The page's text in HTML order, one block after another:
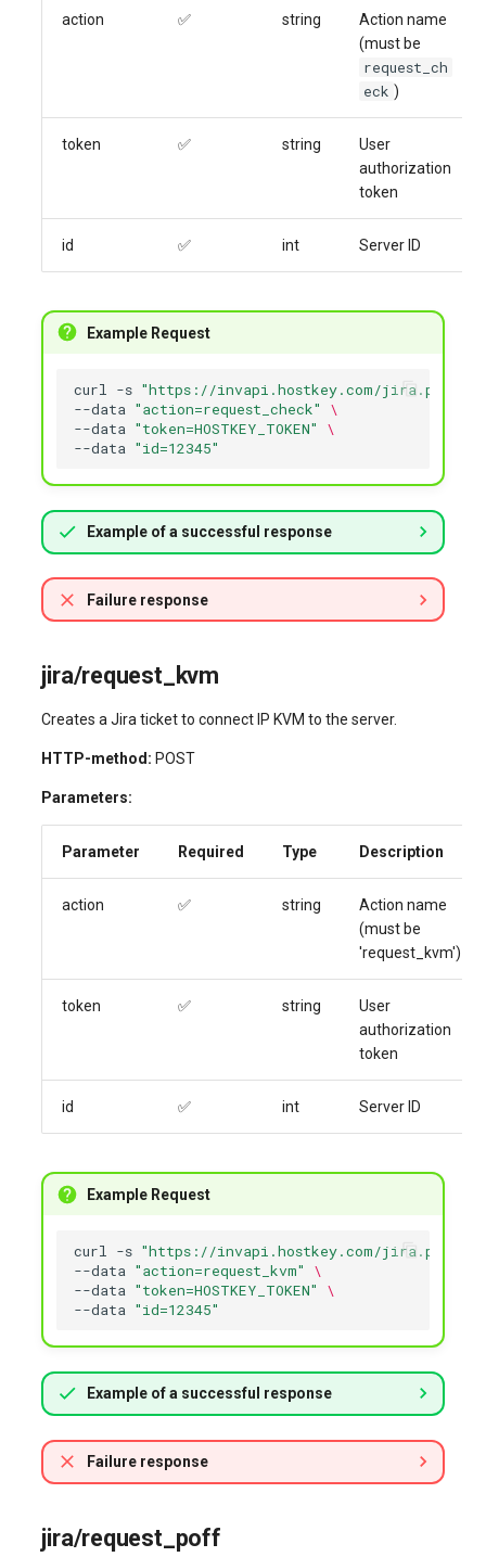
action ✅ string
Action name
(must be
request_ch
eck )
token ✅ string
User
authorization
token
id ✅ int Server ID
Example Request
curl -s "https://invapi.hostkey.com/jira.php"
--data "action=request_check"
\
--data "token=HOSTKEY_TOKEN"
\
--data "id=12345"
Example of a successful response
Failure response
jira/request_kvm
Creates a Jira ticket to connect IP KVM to the server.
HTTP-method: POST
Parameters:
Parameter Required Type Description
action ✅ string
Action name
(must be
'request_kvm')
token ✅ string
User
authorization
token
id ✅ int Server ID
Example Request
curl -s "https://invapi.hostkey.com/jira.php"
--data "action=request_kvm"
\
--data "token=HOSTKEY_TOKEN"
\
--data "id=12345"
Example of a successful response
Failure response
jira/request_poff